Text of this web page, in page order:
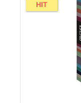
HIT